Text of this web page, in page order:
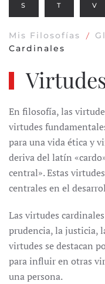
S T V
Mis Filosofías
Cardinales
En filosofía, las
virtudes
para una vida ética y
deriva del latín
central». Estas
centrales en el
Las virtudes
prudencia, la justicia,
virtudes se destacan
para influir en otras
una persona.